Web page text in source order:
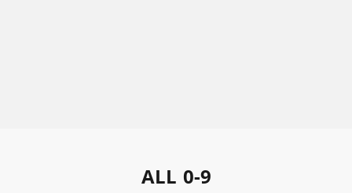
ALL 0-9